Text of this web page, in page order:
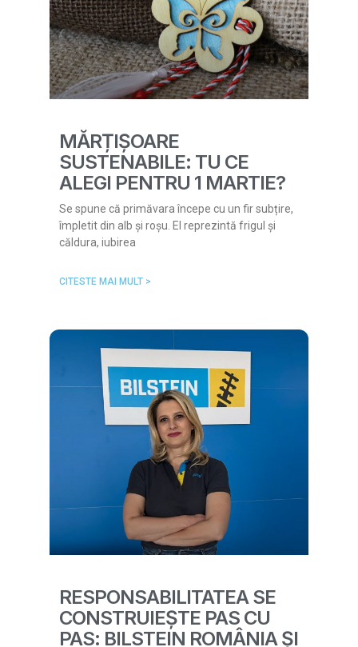
MĂRȚIȘOARE
SUSTENABILE: TU CE
ALEGI PENTRU 1 MARTIE?
Se spune că primăvara începe cu un fir subțire,
împletit din alb și roșu. El reprezintă frigul și
căldura, iubirea
CITESTE MAI MULT >
RESPONSABILITATEA SE
CONSTRUIEȘTE PAS CU
PAS: BILSTEIN ROMÂNIA ȘI